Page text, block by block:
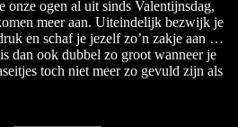
onze ogen al uit sinds Valentijnsdag,
meer aan. Uiteindelijk bezwijk je
en schaf je jezelf zo’n zakje aan …
dan ook dubbel zo groot wanneer je
toch niet meer zo gevuld zijn als